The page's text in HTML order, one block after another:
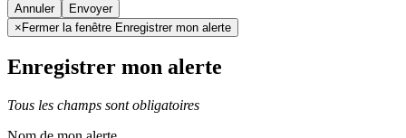
Annuler
× Fermer la fenêtre Enregistrer mon alerte
Enregistrer mon alerte
Tous les champs sont obligatoires